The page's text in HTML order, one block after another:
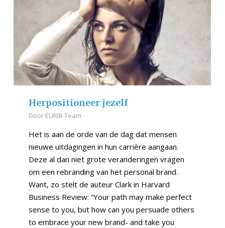
Herpositioneer jezelf
Door EURIB Team
Het is aan de orde van de dag dat mensen
nieuwe uitdagingen in hun carrière aangaan.
Deze al dan niet grote veranderingen vragen
om een rebranding van het personal brand.
Want, zo stelt de auteur Clark in Harvard
Business Review: “Your path may make perfect
sense to you, but how can you persuade others
to embrace your new brand- and take you